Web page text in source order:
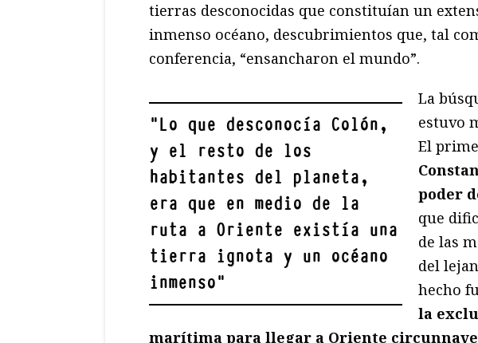
tierras desconocidas que constituían un
inmenso océano, descubrimientos que, tal
conferencia, “ensancharon el mundo”.
"Lo que desconocía Colón,
y el resto de los
habitantes del planeta,
era que en medio de la
ruta a Oriente existía una
tierra ignota y un océano
inmenso"
La
estuvo
El
poder
que
de las
del
hecho
la
marítima para llegar a Oriente